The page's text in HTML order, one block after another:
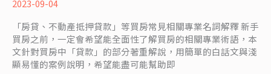
2023-09-04
「房貸、不動產抵押貸款」等買房常見相關專業名詞解釋 新手
買房之前，一定會希望能全面性了解買房的相關專業術語，本
文針對買房中「貸款」的部分著重解說，用簡單的白話文與淺
顯易懂的案例說明，希望能盡可能幫助即
關】
見
房
貸
專